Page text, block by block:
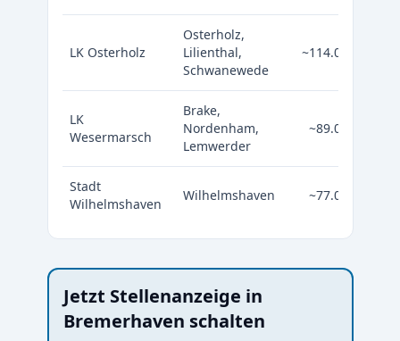
LK Osterholz
Osterholz,
Lilienthal,
Schwanewede
~114.000
LK
Wesermarsch
Brake,
Nordenham,
Lemwerder
~89.000
Stadt
Wilhelmshaven
Wilhelmshaven ~77.000
Jetzt Stellenanzeige in
Bremerhaven schalten